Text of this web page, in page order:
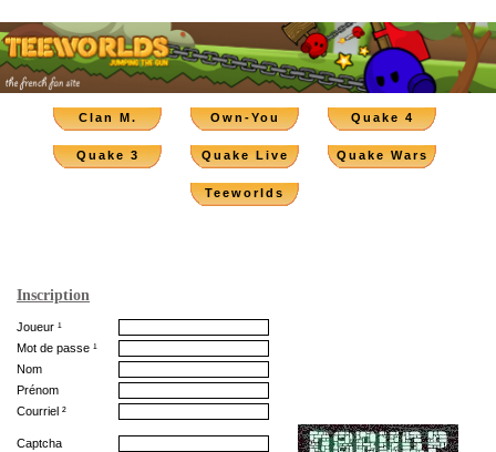
Clan M. Own-You Quake 4
Quake 3 Quake Live Quake Wars
Teeworlds
Inscription
Joueur ¹
Mot de passe ¹
Nom
Prénom
Courriel ²
Captcha